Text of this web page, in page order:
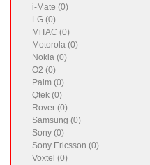
i-Mate (0)
LG (0)
MiTAC (0)
Motorola (0)
Nokia (0)
O2 (0)
Palm (0)
Qtek (0)
Rover (0)
Samsung (0)
Sony (0)
Sony Ericsson (0)
Voxtel (0)